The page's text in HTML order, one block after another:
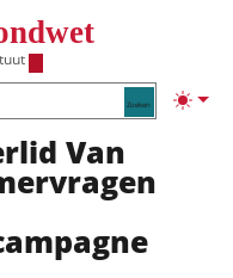
Zoeken
Van